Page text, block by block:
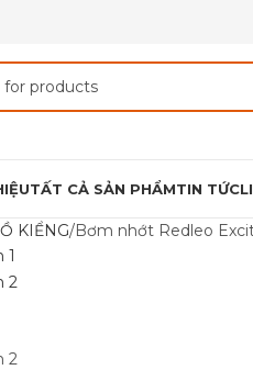
TẤT CẢ SẢN PHẨMTIN TỨC
KIỂNG Bơm nhớt Redleo